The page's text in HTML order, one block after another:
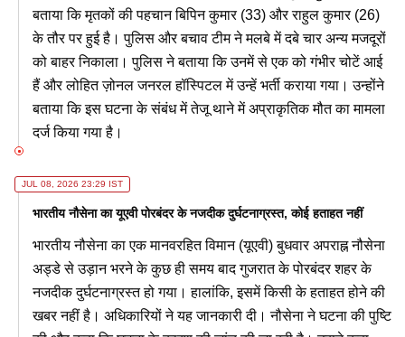
बताया कि मृतकों की पहचान बिपिन कुमार (33) और राहुल कुमार (26)
के तौर पर हुई है। पुलिस और बचाव टीम ने मलबे में दबे चार अन्य मजदूरों
को बाहर निकाला। पुलिस ने बताया कि उनमें से एक को गंभीर चोटें आई
हैं और लोहित ज़ोनल जनरल हॉस्पिटल में उन्हें भर्ती कराया गया। उन्होंने
बताया कि इस घटना के संबंध में तेजू थाने में अप्राकृतिक मौत का मामला
दर्ज किया गया है।
JUL 08, 2026 23:29 IST
भारतीय नौसेना का यूएवी पोरबंदर के नजदीक दुर्घटनाग्रस्त, कोई हताहत नहीं
भारतीय नौसेना का एक मानवरहित विमान (यूएवी) बुधवार अपराह्न नौसेना
अड्डे से उड़ान भरने के कुछ ही समय बाद गुजरात के पोरबंदर शहर के
नजदीक दुर्घटनाग्रस्त हो गया। हालांकि, इसमें किसी के हताहत होने की
खबर नहीं है। अधिकारियों ने यह जानकारी दी। नौसेना ने घटना की पुष्टि